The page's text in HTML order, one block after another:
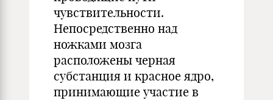
чувствительности.
Непосредственно над
ножками мозга
расположены черная
субстанция и красное ядро,
принимающие участие в